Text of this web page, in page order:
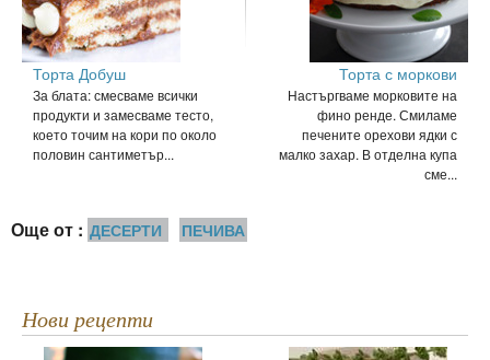
Торта Добуш
За блата: смесваме всички
продукти и замесваме тесто,
което точим на кори по около
половин сантиметър...
Торта с моркови
Настъргваме морковите на
фино ренде. Смиламе
печените орехови ядки с
малко захар. В отделна купа
сме...
Още от : ДЕСЕРТИ ПЕЧИВА
Нови рецепти